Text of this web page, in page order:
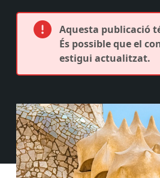
Aquesta publicació
És possible que el
estigui actualitzat.